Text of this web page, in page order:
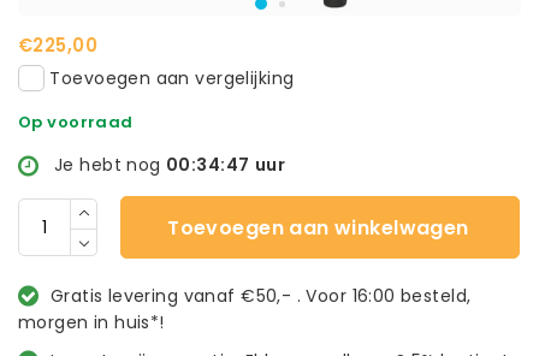
€225,00
Toevoegen aan vergelijking
Op voorraad
Je hebt nog 00:34:46 uur
Toevoegen aan winkelwagen
Gratis levering vanaf €50,- . Voor 16:00 besteld,
morgen in huis*!